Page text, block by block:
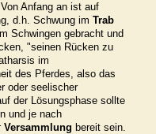
Anfang an ist auf
d.h. Schwung im Trab
Schwingen gebracht und
"seinen Rücken zu
im
des Pferdes, also das
oder seelischer
der Lösungsphase sollte
und je nach
Versammlung bereit sein.